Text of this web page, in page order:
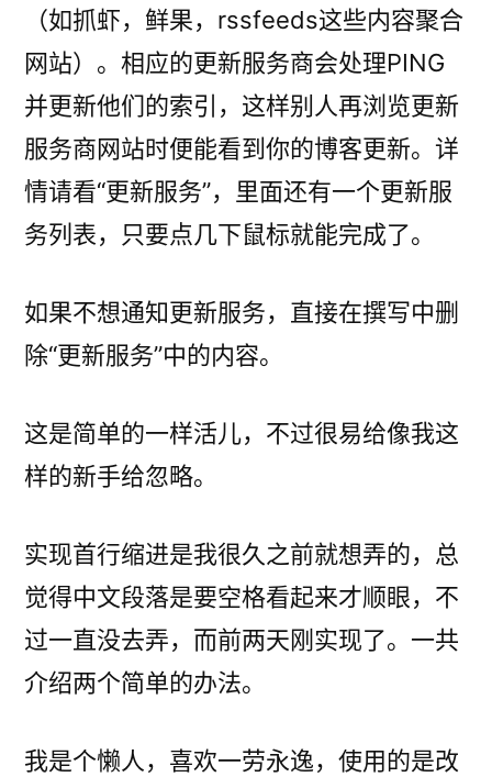
进
（如抓虾，鲜果，rssfeeds这些内容聚合
网站）。相应的更新服务商会处理PING
并更新他们的索引，这样别人再浏览更新
服务商网站时便能看到你的博客更新。详
情请看“更新服务”，里面还有一个更新服
务列表，只要点几下鼠标就能完成了。
如果不想通知更新服务，直接在撰写中删
除“更新服务”中的内容。
这是简单的一样活儿，不过很易给像我这
样的新手给忽略。
实现首行缩进是我很久之前就想弄的，总
觉得中文段落是要空格看起来才顺眼，不
过一直没去弄，而前两天刚实现了。一共
介绍两个简单的办法。
我是个懒人，喜欢一劳永逸，使用的是改